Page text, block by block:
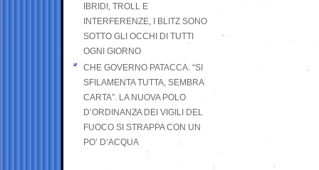
IBRIDI, TROLL E
INTERFERENZE, I BLITZ SONO
SOTTO GLI OCCHI DI TUTTI
OGNI GIORNO
CHE GOVERNO PATACCA. “SI
SFILAMENTA TUTTA, SEMBRA
CARTA”. LA NUOVA POLO
D’ORDINANZA DEI VIGILI DEL
FUOCO SI STRAPPA CON UN
PO’ D’ACQUA